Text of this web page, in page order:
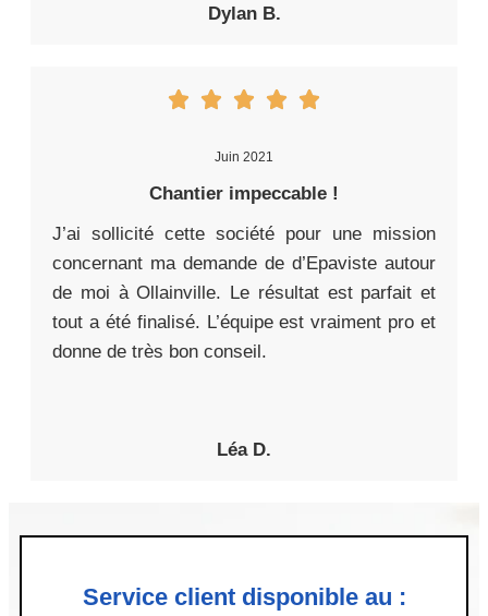
Dylan B.
Juin 2021
Chantier impeccable !
J’ai sollicité cette société pour une mission
concernant ma demande de d’Epaviste autour
de moi à Ollainville. Le résultat est parfait et
tout a été finalisé. L’équipe est vraiment pro et
donne de très bon conseil.
Léa D.
Service client disponible au :